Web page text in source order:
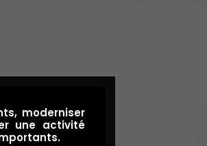
moderniser
une activité